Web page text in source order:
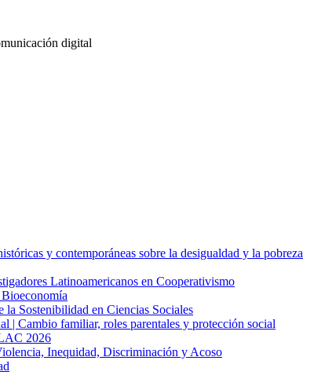
digital
y contemporáneas sobre la desigualdad y la pobreza
Latinoamericanos en Cooperativismo
la Sostenibilidad en Ciencias Sociales
| Cambio familiar, roles parentales y protección social
2026
Inequidad, Discriminación y Acoso